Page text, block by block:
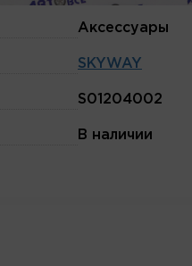
Аксессуары
SKYWAY
S01204002
В наличии